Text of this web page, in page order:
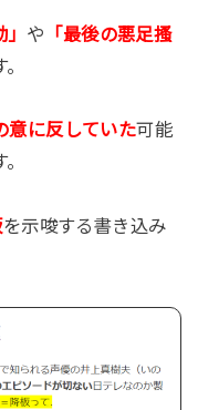
や 「最後の悪足搔
意に反していた可能
を示唆する書き込み